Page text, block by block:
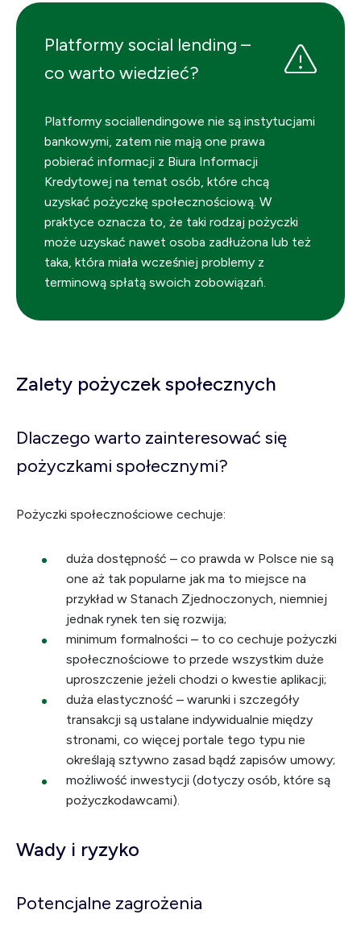
Platformy social lending –
co warto wiedzieć?
Platformy sociallendingowe nie są instytucjami
bankowymi, zatem nie mają one prawa
pobierać informacji z Biura Informacji
Kredytowej na temat osób, które chcą
uzyskać pożyczkę społecznościową. W
praktyce oznacza to, że taki rodzaj pożyczki
może uzyskać nawet osoba zadłużona lub też
taka, która miała wcześniej problemy z
terminową spłatą swoich zobowiązań.
Zalety pożyczek społecznych
Dlaczego warto zainteresować się
pożyczkami społecznymi?
Pożyczki społecznościowe cechuje:
duża dostępność – co prawda w Polsce nie są
one aż tak popularne jak ma to miejsce na
przykład w Stanach Zjednoczonych, niemniej
jednak rynek ten się rozwija;
minimum formalności – to co cechuje pożyczki
społecznościowe to przede wszystkim duże
uproszczenie jeżeli chodzi o kwestie aplikacji;
duża elastyczność – warunki i szczegóły
transakcji są ustalane indywidualnie między
stronami, co więcej portale tego typu nie
określają sztywno zasad bądź zapisów umowy;
możliwość inwestycji (dotyczy osób, które są
pożyczkodawcami).
Wady i ryzyko
Potencjalne zagrożenia